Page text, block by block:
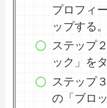
プロフィ
ップする。
ステップ
ック」を
ステップ
の「ブロ